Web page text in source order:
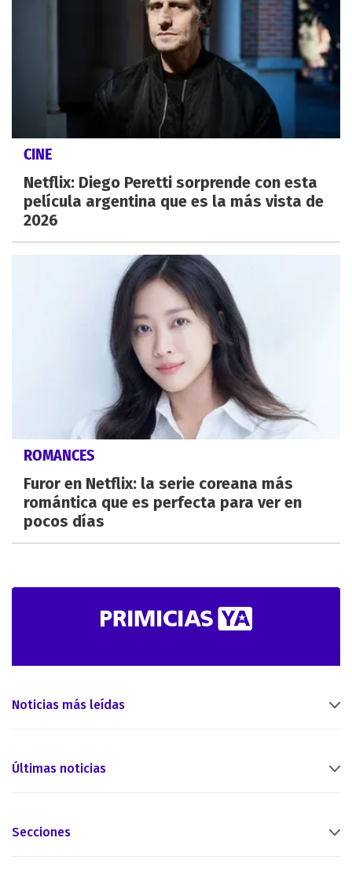
CINE
Netflix: Diego Peretti sorprende con esta
película argentina que es la más vista de
2026
ROMANCES
Furor en Netflix: la serie coreana más
romántica que es perfecta para ver en
pocos días
Noticias más leídas
Últimas noticias
Secciones